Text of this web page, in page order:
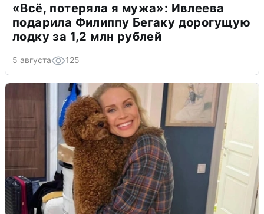
«Всё, потеряла я мужа»: Ивлеева
подарила Филиппу Бегаку дорогущую
лодку за 1,2 млн рублей
5 августа 125